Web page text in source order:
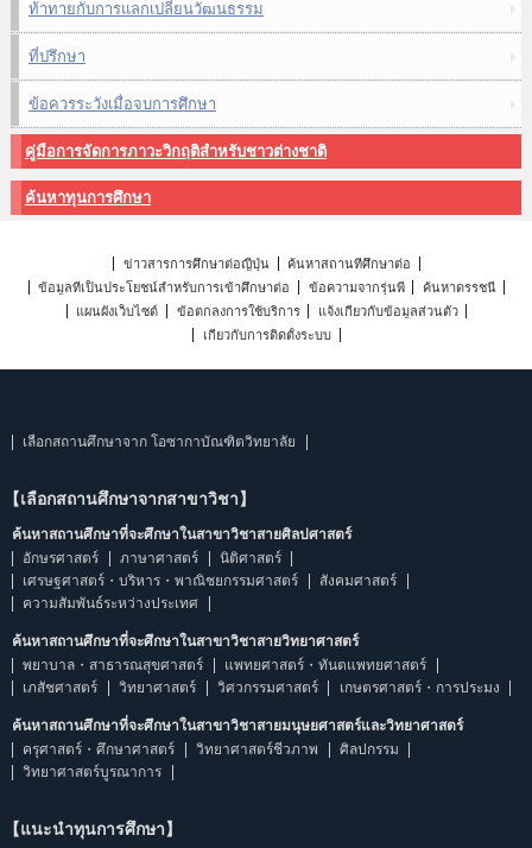
ท้าทายกับการแลกเปลี่ยนวัฒนธรรม
ที่ปรึกษา
ข้อควรระวังเมื่อจบการศึกษา
คู่มือการจัดการภาวะวิกฤติสำหรับชาวต่างชาติ
ค้นหาทุนการศึกษา
ข่าวสารการศึกษาต่อญี่ปุ่น
ค้นหาสถานที่ศึกษาต่อ
ข้อมูลที่เป็นประโยชน์สำหรับการเข้าศึกษาต่อ
ข้อความจากรุ่นพี่
ค้นหาดรรชนี
แผนผังเว็บไซต์
ข้อตกลงการใช้บริการ
แจ้งเกี่ยวกับข้อมูลส่วนตัว
เกี่ยวกับการติดตั้งระบบ
เลือกสถานศึกษาจาก โอซากาบัณฑิตวิทยาลัย
【เลือกสถานศึกษาจากสาขาวิชา】
ค้นหาสถานศึกษาที่จะศึกษาในสาขาวิชาสายศิลปศาสตร์
อักษรศาสตร์
ภาษาศาสตร์
นิติศาสตร์
เศรษฐศาสตร์・บริหาร・พาณิชยกรรมศาสตร์
สังคมศาสตร์
ความสัมพันธ์ระหว่างประเทศ
ค้นหาสถานศึกษาที่จะศึกษาในสาขาวิชาสายวิทยาศาสตร์
พยาบาล・สาธารณสุขศาสตร์
แพทยศาสตร์・ทันตแพทยศาสตร์
เภสัชศาสตร์
วิทยาศาสตร์ วิศวกรรมศาสตร์ เกษตรศาสตร์・การประมง
ค้นหาสถานศึกษาที่จะศึกษาในสาขาวิชาสายมนุษยศาสตร์และวิทยาศาสตร์
ครุศาสตร์・ศึกษาศาสตร์
วิทยาศาสตร์ชีวภาพ
ศิลปกรรม
วิทยาศาสตร์บูรณาการ
【แนะนำทุนการศึกษา】